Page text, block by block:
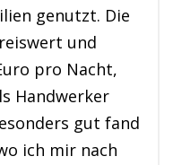
genutzt. Die
und
pro Nacht,
Handwerker
gut fand
ich mir nach